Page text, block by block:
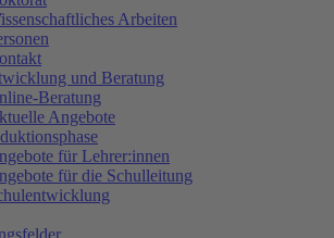
Arbeiten
und Beratung
Beratung
Angebote
für Lehrer:innen
für die Schulleitung